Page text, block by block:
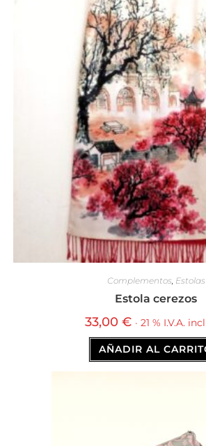
Complementos, Estolas
Estola cerezos
33,00 € · 21 % I.V.A.
AÑADIR AL